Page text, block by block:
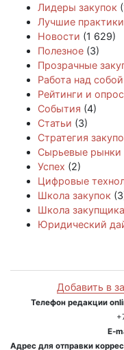
Лидеры закупок
Лучшие практики
Новости (1 629)
Полезное (3)
Прозрачные
Работа над собой
Рейтинги и
События (4)
Статьи (3)
Стратегия
Сырьевые рынки
Успех (2)
Цифровые
Школа закупок
Школа закупщика
Юридический
Добавить в
Телефон редакции
E-
Адрес для отправки